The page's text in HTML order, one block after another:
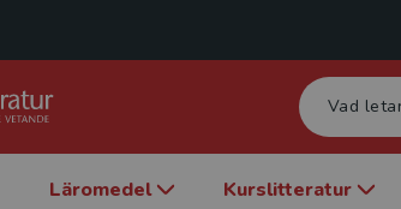
Läromedel Kurslitteratur